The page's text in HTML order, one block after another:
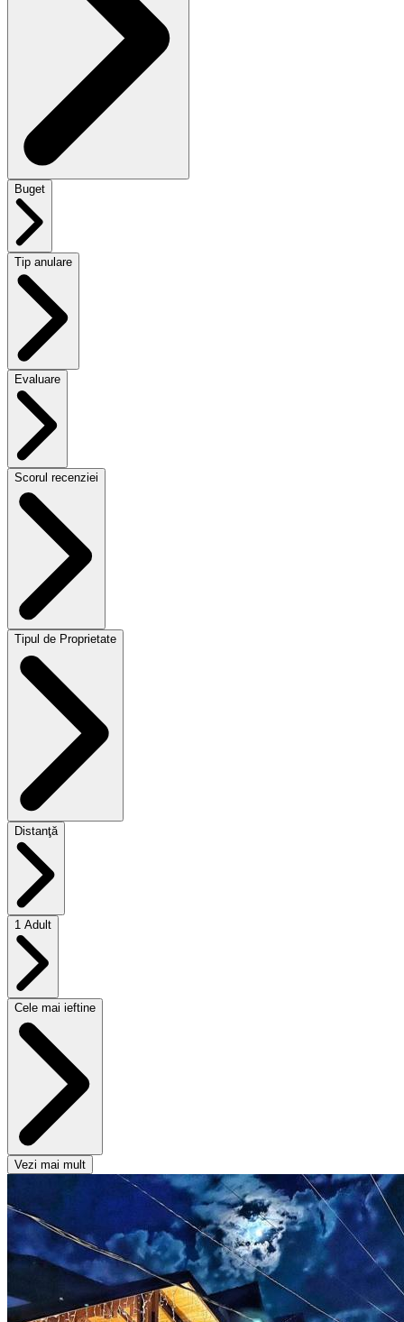
Buget
Tip anulare
Evaluare
Scorul recenziei
Tipul de Proprietate
Distanţă
1 Adult
Cele mai ieftine
Vezi mai mult